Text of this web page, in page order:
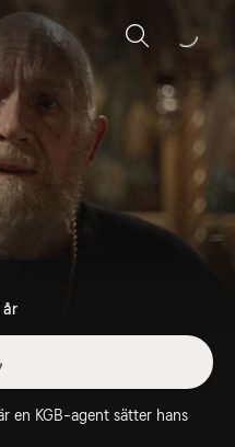
Sök
år
en KGB-agent sätter hans